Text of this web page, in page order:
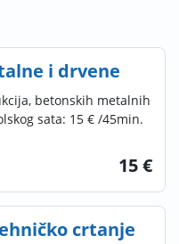
i drvene
betonskih metalnih
sata: 15 € /45min.
15 €
crtanje